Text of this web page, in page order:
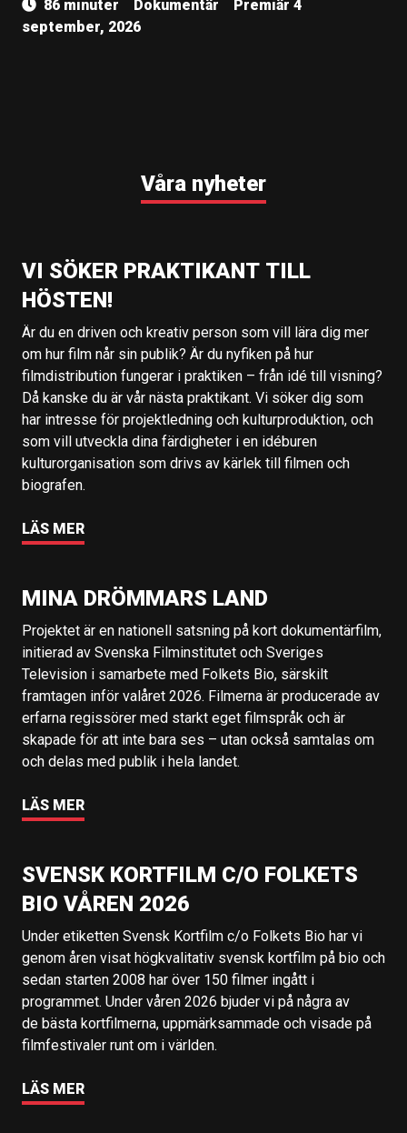
86 minuter Dokumentär
Premiär 4
september, 2026
Våra nyheter
VI SÖKER PRAKTIKANT TILL
HÖSTEN!
Är du en driven och kreativ person som vill lära dig mer
om hur film når sin publik? Är du nyfiken på hur
filmdistribution fungerar i praktiken – från idé till visning?
Då kanske du är vår nästa praktikant. Vi söker dig som
har intresse för projektledning och kulturproduktion, och
som vill utveckla dina färdigheter i en idéburen
kulturorganisation som drivs av kärlek till filmen och
biografen.
LÄS MER
MINA DRÖMMARS LAND
Projektet är en nationell satsning på kort dokumentärfilm,
initierad av Svenska Filminstitutet och Sveriges
Television i samarbete med Folkets Bio, särskilt
framtagen inför valåret 2026. Filmerna är producerade av
erfarna regissörer med starkt eget filmspråk och är
skapade för att inte bara ses – utan också samtalas om
och delas med publik i hela landet.
LÄS MER
SVENSK KORTFILM C/O FOLKETS
BIO VÅREN 2026
Under etiketten Svensk Kortfilm c/o Folkets Bio har vi
genom åren visat högkvalitativ svensk kortfilm på bio och
sedan starten 2008 har över 150 filmer ingått i
programmet. Under våren 2026 bjuder vi på några av
de bästa kortfilmerna, uppmärksammade och visade på
filmfestivaler runt om i världen.
LÄS MER